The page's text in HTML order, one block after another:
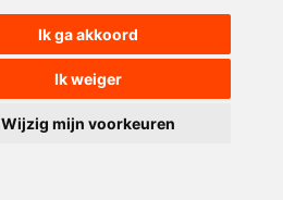
Ik ga akkoord
Ik weiger
Wijzig mijn voorkeuren